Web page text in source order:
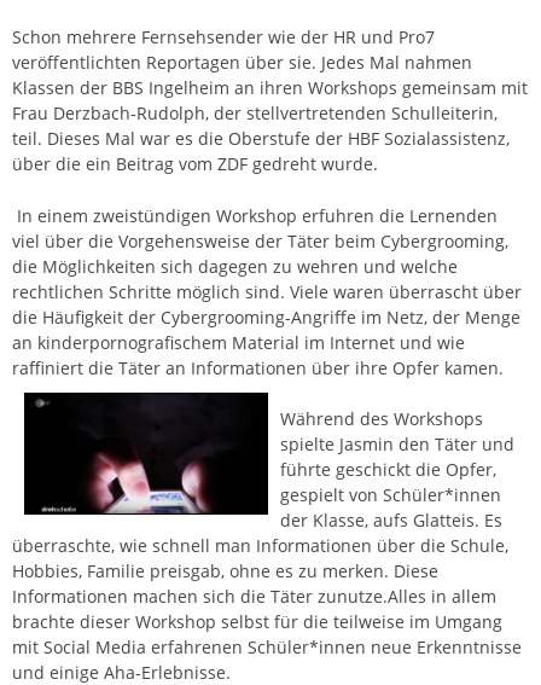
Schon mehrere Fernsehsender wie der HR und Pro7
veröffentlichten Reportagen über sie. Jedes Mal nahmen
Klassen der BBS Ingelheim an ihren Workshops gemeinsam mit
Frau Derzbach-Rudolph, der stellvertretenden Schulleiterin,
teil. Dieses Mal war es die Oberstufe der HBF Sozialassistenz,
über die ein Beitrag vom ZDF gedreht wurde.
In einem zweistündigen Workshop erfuhren die Lernenden
viel über die Vorgehensweise der Täter beim Cybergrooming,
die Möglichkeiten sich dagegen zu wehren und welche
rechtlichen Schritte möglich sind. Viele waren überrascht über
die Häufigkeit der Cybergrooming-Angriffe im Netz, der Menge
an kinderpornografischem Material im Internet und wie
raffiniert die Täter an Informationen über ihre Opfer kamen.
Während des Workshops
spielte Jasmin den Täter und
führte geschickt die Opfer,
gespielt von Schüler*innen
der Klasse, aufs Glatteis. Es
überraschte, wie schnell man Informationen über die Schule,
Hobbies, Familie preisgab, ohne es zu merken. Diese
Informationen machen sich die Täter zunutze.Alles in allem
brachte dieser Workshop selbst für die teilweise im Umgang
mit Social Media erfahrenen Schüler*innen neue Erkenntnisse
und einige Aha-Erlebnisse.